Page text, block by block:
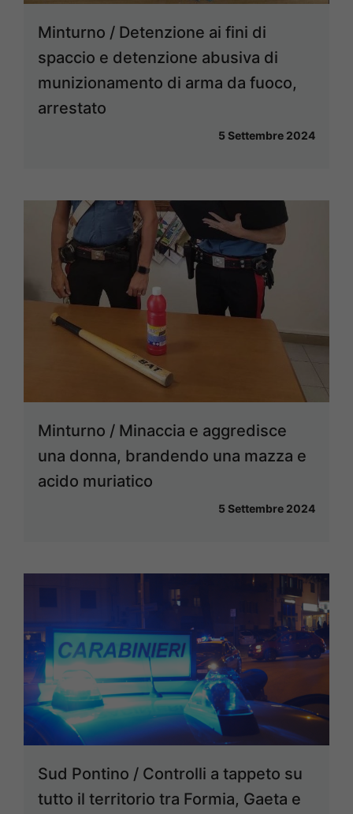
Minturno / Detenzione ai fini di
spaccio e detenzione abusiva di
munizionamento di arma da fuoco,
arrestato
5 Settembre 2024
Minturno / Minaccia e aggredisce
una donna, brandendo una mazza e
acido muriatico
5 Settembre 2024
Sud Pontino / Controlli a tappeto su
tutto il territorio tra Formia, Gaeta e